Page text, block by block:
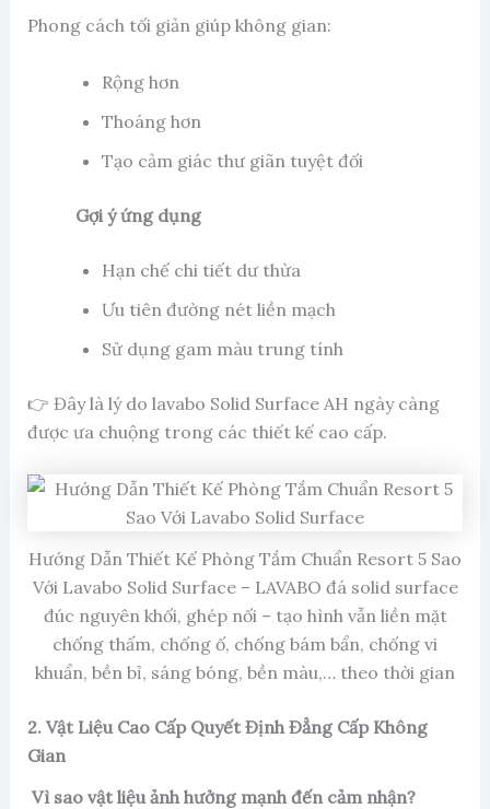
Phong cách tối giản giúp không gian:
Rộng hơn
Thoáng hơn
Tạo cảm giác thư giãn tuyệt đối
Gợi ý ứng dụng
Hạn chế chi tiết dư thừa
Ưu tiên đường nét liền mạch
Sử dụng gam màu trung tính
👉 Đây là lý do lavabo Solid Surface AH ngày càng
được ưa chuộng trong các thiết kế cao cấp.
Hướng Dẫn Thiết Kế Phòng Tắm Chuẩn Resort 5 Sao
Với Lavabo Solid Surface – LAVABO đá solid surface
đúc nguyên khối, ghép nối – tạo hình vẫn liền mặt
chống thấm, chống ố, chống bám bẩn, chống vi
khuẩn, bền bỉ, sáng bóng, bền màu,… theo thời gian
2. Vật Liệu Cao Cấp Quyết Định Đẳng Cấp Không
Gian
Vì sao vật liệu ảnh hưởng mạnh đến cảm nhận?